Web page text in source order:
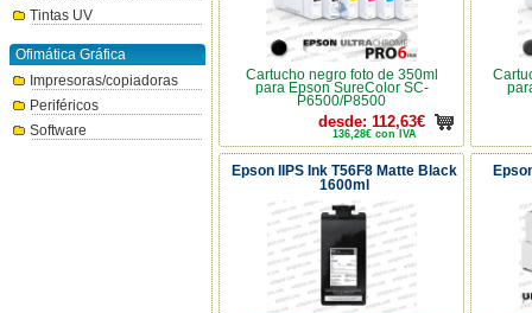
Tintas UV
Ofimática Gráfica
Impresoras/copiadoras
Periféricos
Software
Cartucho negro foto de 350ml
para Epson SureColor SC-
P6500/P8500
desde: 112,63€
136,28€ con IVA
Epson IIPS Ink T56F8 Matte Black
1600ml